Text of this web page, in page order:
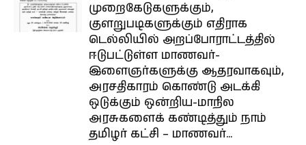
முறைகேடுகளுக்கும்,
குளறுபடிகளுக்கும் எதிராக
டெல்லியில் அறப்போராட்டத்தில்
ஈடுபட்டுள்ள மாணவர்-
இளைஞர்களுக்கு ஆதரவாகவும்,
அரசதிகாரம் கொண்டு அடக்கி
ஒடுக்கும் ஒன்றிய-மாநில
அரசுகளைக் கண்டித்தும் நாம்
தமிழர் கட்சி – மாணவர்...